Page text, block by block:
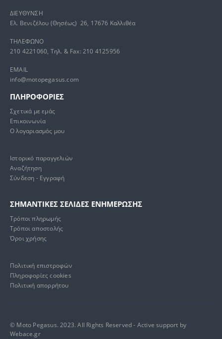
ΔΙΕΥΘΥΝΣΗ
Ελ. Βενιζέλου (Θησέως) 26, 17676 Καλλιθέα
ΤΗΛΕΦΩΝΟ
210 4221060, Τηλ. & Fax: 210 4125956
EMAIL
info@motopegasus.com
ΠΛΗΡΟΦΟΡΙΕΣ
Σχετικά με εμάς
Επικοινωνία
Ο λογαριασμός μου
Ιστορικό παραγγελιών
Αναζήτηση
Σύνδεση - Εγγραφή
ΣΗΜΑΝΤΙΚΕΣ ΣΕΛΙΔΕΣ ΕΝΗΜΕΡΩΣΗΣ
Τρόποι πληρωμής
Τρόποι αποστολής
Όροι χρήσης
Πολιτική επιστροφών
Πληροφορίες cookies
Πολιτική απορρήτου
© Moto Pegasus. 2023. All Rights Reserved - Active support by
Webace.gr